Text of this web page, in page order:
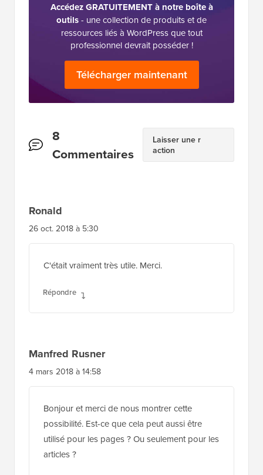
Accédez GRATUITEMENT à notre boîte à
outils- une collection de produits et de
ressources liés à WordPress que tout
professionnel devrait posséder !
Télécharger maintenant
Interactions
des
8
Commentaires
Laisser une r
action
Ronald
26 oct. 2018 à 5:30
C'était vraiment très utile. Merci.
Répondre
Manfred Rusner
4 mars 2018 à 14:58
Bonjour et merci de nous montrer cette
possibilité. Est-ce que cela peut aussi être
utilisé pour les pages ? Ou seulement pour les
articles ?